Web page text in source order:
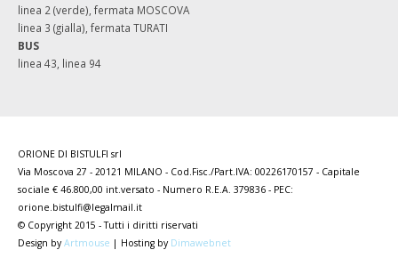
linea 2 (verde), fermata MOSCOVA
linea 3 (gialla), fermata TURATI
BUS
linea 43, linea 94
ORIONE DI BISTULFI srl
Via Moscova 27 - 20121 MILANO - Cod.Fisc./Part.IVA: 00226170157 - Capitale
sociale € 46.800,00 int.versato - Numero R.E.A. 379836 - PEC:
orione.bistulfi@legalmail.it
© Copyright 2015 - Tutti i diritti riservati
Design byArtmouse | Hosting by Dimawebnet